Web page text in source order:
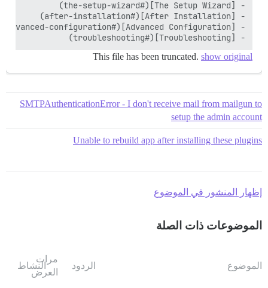
- [Troubleshooting](#troubleshooting)
This file has been truncated. show original
SMTPAuthenticationError - I don't receive mail from mailgun to
setup the admin account
Unable to rebuild app after installing these plugins
إظهار المنشور في الموضوع
الموضوعات ذات الصلة
الموضوع الردود
مرات
العرض
النشاط